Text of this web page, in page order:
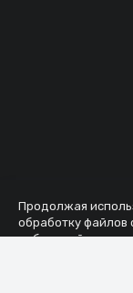
Продолжая
обработку файлов
работу сайта.